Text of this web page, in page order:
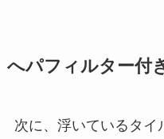
へパフィルター付
次に、浮いているタイ